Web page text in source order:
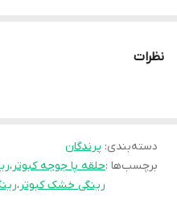
کاربرد:
پلاک پا روز اول
نظرات
دسته‌بندی: پرندگان
برچسب‌ها :حلقه پا جوجه کبوتر،
رینگی خشک کبوتر،